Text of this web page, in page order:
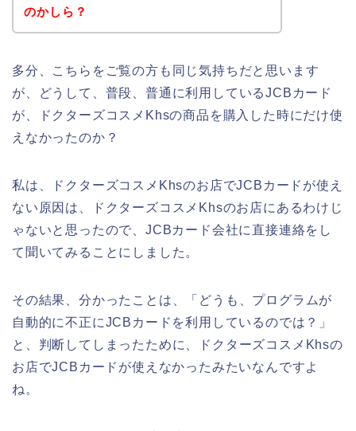
のかしら？
多分、こちらをご覧の方も同じ気持ちだと思います
が、どうして、普段、普通に利用しているJCBカード
が、ドクターズコスメKhsの商品を購入した時にだけ使
えなかったのか？
私は、ドクターズコスメKhsのお店でJCBカードが使え
ない原因は、ドクターズコスメKhsのお店にあるわけじ
ゃないと思ったので、JCBカード会社に直接連絡をし
て聞いてみることにしました。
その結果、分かったことは、「どうも、プログラムが
自動的に不正にJCBカードを利用しているのでは？」
と、判断してしまったために、ドクターズコスメKhsの
お店でJCBカードが使えなかったみたいなんですよ
ね。